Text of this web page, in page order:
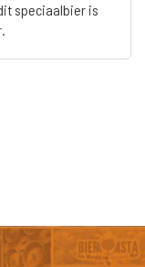
speciaalbier is